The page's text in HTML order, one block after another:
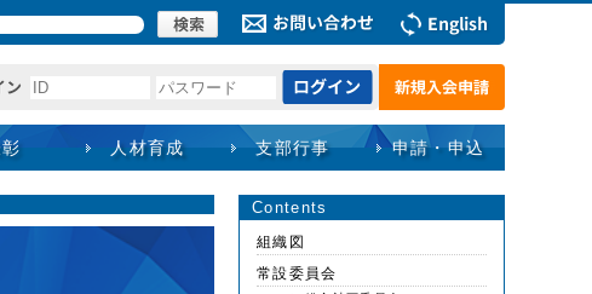
人材育成 支部行事 申請・申込
Contents
組織図
常設委員会